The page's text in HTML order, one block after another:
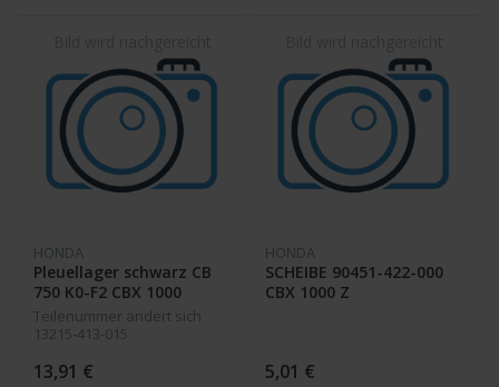
HONDA
Pleuellager schwarz CB
750 K0-F2 CBX 1000
Teilenummer ändert sich
13215-413-015
13,91 €
HONDA
SCHEIBE 90451-422-000
CBX 1000 Z
5,01 €